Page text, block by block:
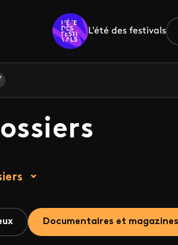
L'été des festivals
Documentaires et magazines